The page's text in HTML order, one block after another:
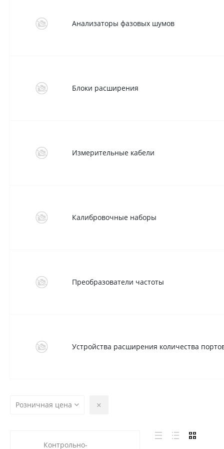
Анализаторы фазовых шумов
Блоки расширения
Измерительные кабели
Калибровочные наборы
Преобразователи частоты
Устройства расширения количества
Розничная цена
Контрольно-